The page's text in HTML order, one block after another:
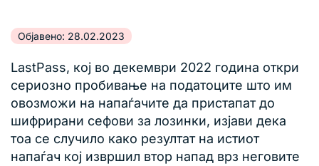
Објавено: 28.02.2023
LastPass, кој во декември 2022 година откри
сериозно пробивање на податоците што им
овозможи на напаѓачите да пристапат до
шифрирани сефови за лозинки, изјави дека
тоа се случило како резултат на истиот
напаѓач кој извршил втор напад врз неговите